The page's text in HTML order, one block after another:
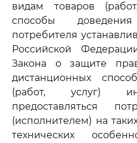
видам товаров
способы
потребителя
Российской
Закона о защите
дистанционных
(работ, услуг)
предоставляться
(исполнителем) на
технических